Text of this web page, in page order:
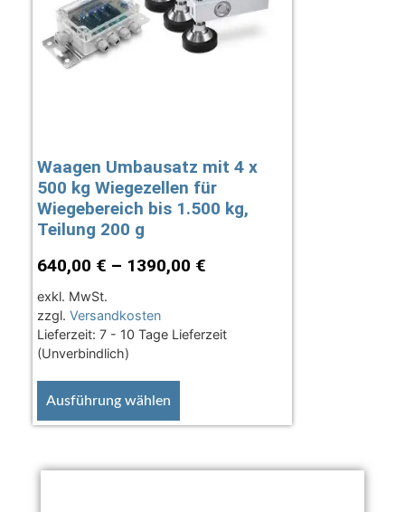
Waagen Umbausatz mit 4 x
500 kg Wiegezellen für
Wiegebereich bis 1.500 kg,
Teilung 200 g
640,00 € – 1390,00 €
exkl. MwSt.
zzgl. Versandkosten
Lieferzeit: 7 - 10 Tage Lieferzeit
(Unverbindlich)
Ausführung wählen